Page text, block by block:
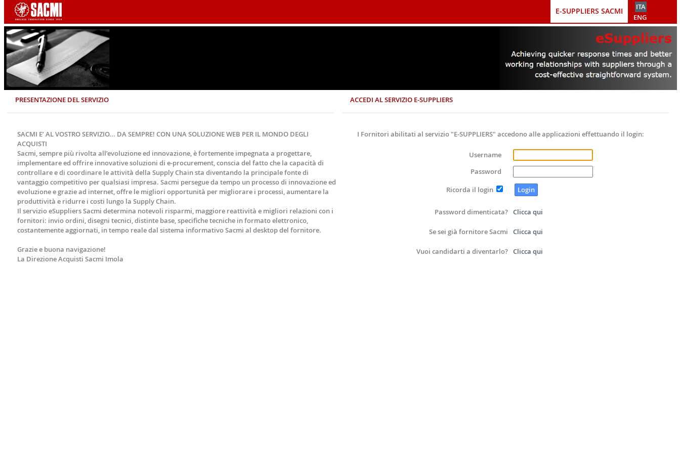
ITA
ENG
E-SUPPLIERS SACMI
PRESENTAZIONE DEL SERVIZIO ACCEDI AL SERVIZIO E-SUPPLIERS
SACMI E’ AL VOSTRO SERVIZIO... DA SEMPRE! CON UNA SOLUZIONE WEB PER IL MONDO DEGLI
ACQUISTI
Sacmi, sempre più rivolta all’evoluzione ed innovazione, è fortemente impegnata a progettare,
implementare ed offrire innovative soluzioni di e-procurement, conscia del fatto che la capacità di
controllare e di coordinare le attività della Supply Chain sta diventando la principale fonte di
vantaggio competitivo per qualsiasi impresa. Sacmi persegue da tempo un processo di innovazione ed
evoluzione e grazie ad internet, offre le migliori opportunità per migliorare i processi, aumentare la
produttività e ridurre i costi lungo la Supply Chain.
Il servizio eSuppliers Sacmi determina notevoli risparmi, maggiore reattività e migliori relazioni con i
fornitori: invio ordini, disegni tecnici, distinte base, specifiche tecniche in formato elettronico,
costantemente aggiornati, in tempo reale dal sistema informativo Sacmi al desktop del fornitore.
Grazie e buona navigazione!
La Direzione Acquisti Sacmi Imola
I Fornitori abilitati al servizio "E-SUPPLIERS" accedono alle applicazioni effettuando il login:
Username
Password
Ricorda il login
Password dimenticata? Clicca qui
Se sei già fornitore Sacmi Clicca qui
Vuoi candidarti a diventarlo? Clicca qui